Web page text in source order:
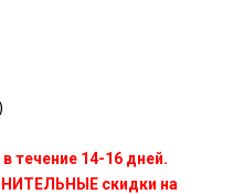
течение 14-16 дней.
скидки на